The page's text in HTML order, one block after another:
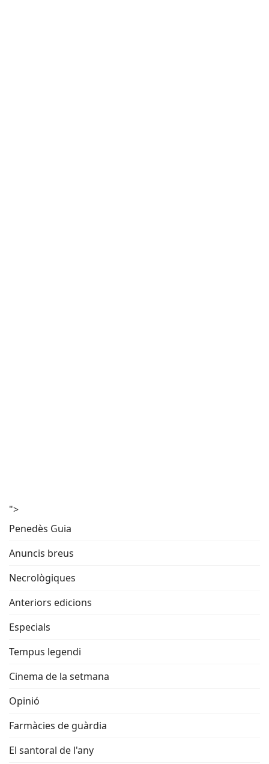
">
Penedès Guia
Anuncis breus
Necrològiques
Anteriors edicions
Especials
Tempus legendi
Cinema de la setmana
Opinió
Farmàcies de guàrdia
El santoral de l'any